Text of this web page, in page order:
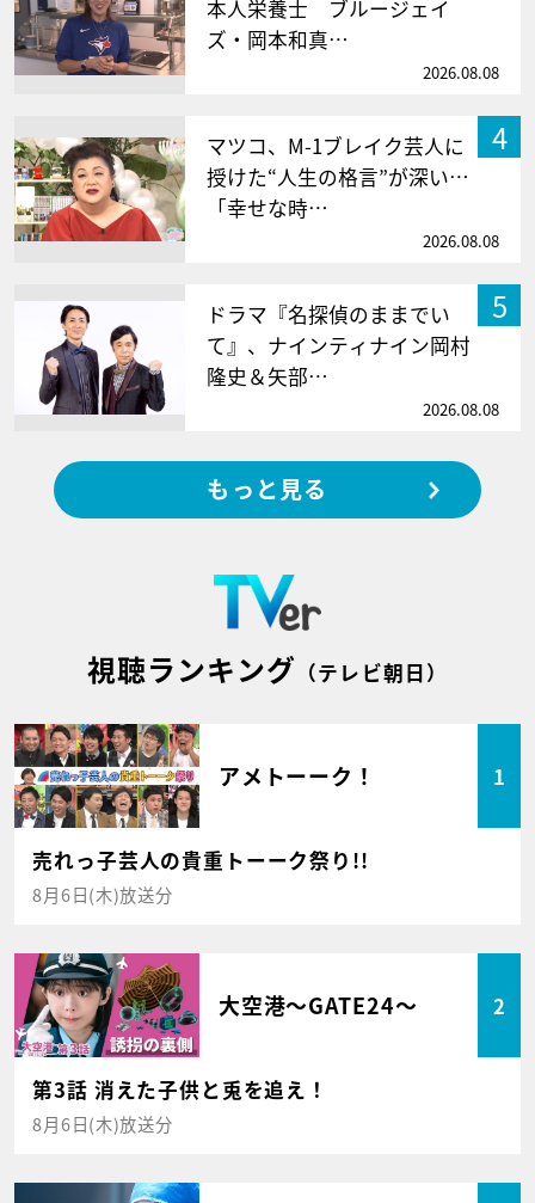
本人栄養士 ブルージェイ
ズ・岡本和真…
2026.08.08
4
マツコ、M-1ブレイク芸人に
授けた“人生の格言”が深い…
「幸せな時…
2026.08.08
5
ドラマ『名探偵のままでい
て』、ナインティナイン岡村
隆史＆矢部…
2026.08.08
もっと見る
視聴ランキング （テレビ朝日）
アメトーーク！ 1
売れっ子芸人の貴重トーーク祭り!!
8月6日(木)放送分
大空港～GATE24～ 2
第3話 消えた子供と兎を追え！
8月6日(木)放送分